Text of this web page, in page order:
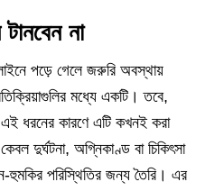
না
পড়ে গেলে জরুরি অবস্থায়
মধ্যে একটি। তবে,
এই ধরনের কারণে এটি কখনই করা
দুর্ঘটনা, অগ্নিকাণ্ড বা চিকিৎসা
পরিস্থিতির জন্য তৈরি। এর